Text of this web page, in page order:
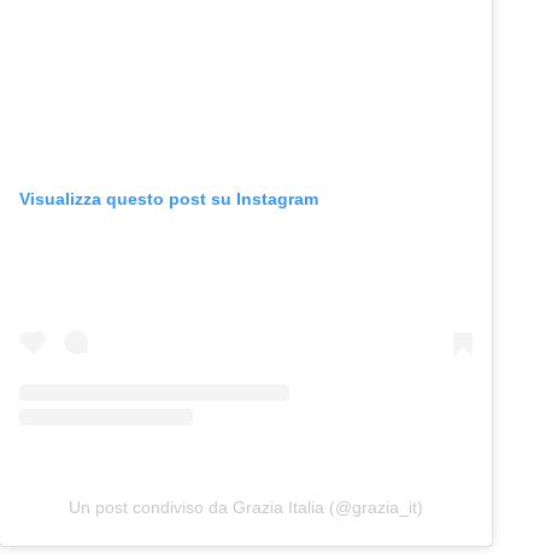
Visualizza questo post su Instagram
Un post condiviso da Grazia Italia (@grazia_it)